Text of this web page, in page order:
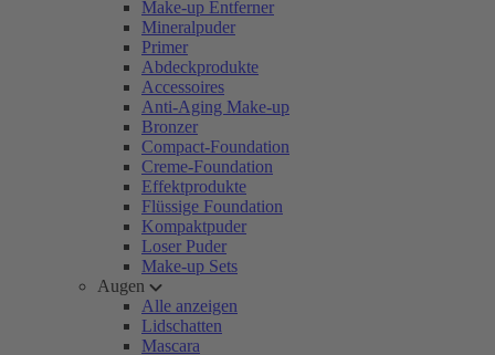
Make-up Entferner
Mineralpuder
Primer
Abdeckprodukte
Accessoires
Anti-Aging Make-up
Bronzer
Compact-Foundation
Creme-Foundation
Effektprodukte
Flüssige Foundation
Kompaktpuder
Loser Puder
Make-up Sets
Augen
Alle anzeigen
Lidschatten
Mascara